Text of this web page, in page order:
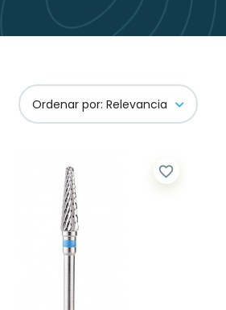
Ordenar por: Relevancia
favorite_border